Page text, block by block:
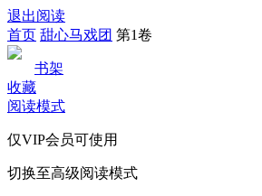
退出阅读
首页 甜心马戏团 第1卷
书架
收藏
阅读模式
仅VIP会员可使用
切换至高级阅读模式